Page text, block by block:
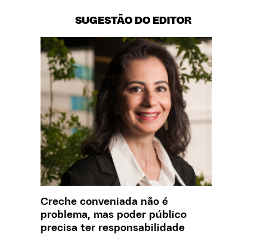
SUGESTÃO DO EDITOR
Creche conveniada não é
problema, mas poder público
precisa ter responsabilidade